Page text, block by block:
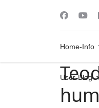
Home-Info
User-Blog